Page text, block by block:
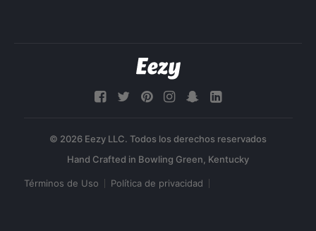
© 2026 Eezy LLC. Todos los derechos reservados
Términos de Uso Política de privacidad